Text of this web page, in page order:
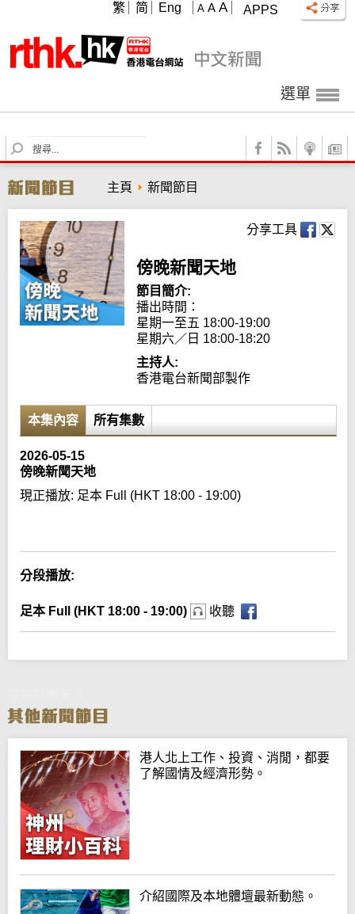
APPS
A A A
繁 简 Eng
選單
S
e
r
c
h
主頁 新聞節目
分享工具
傍晚新聞天地
節目簡介:
播出時間：
星期一至五 18:00-19:00
星期六／日 18:00-18:20
主持人:
香港電台新聞部製作
本集內容 所有集數
2026-05-15
傍晚新聞天地
現正播放: 足本 Full (HKT 18:00 - 19:00)
分段播放:
足本 Full (HKT 18:00 - 19:00) 收聽
港人北上工作、投資、消閒，都要
了解國情及經濟形勢。
介紹國際及本地體壇最新動態。